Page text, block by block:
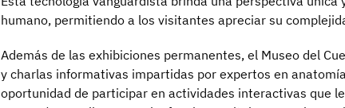
humano, permitiendo a los visitantes apreciar su
Además de las exhibiciones permanentes, el Museo del
y charlas informativas impartidas por expertos en
oportunidad de participar en actividades interactivas que